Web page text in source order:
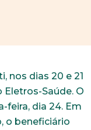
nos dias 20 e 21
Saúde. O
feira, dia 24. Em
o beneficiário